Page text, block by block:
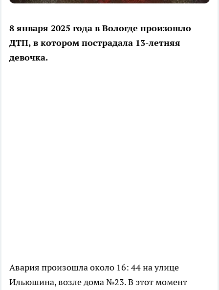
8 января 2025 года в Вологде произошло
ДТП, в котором пострадала 13-летняя
девочка.
Авария произошла около 16: 44 на улице
Ильюшина, возле дома №23. В этот момент